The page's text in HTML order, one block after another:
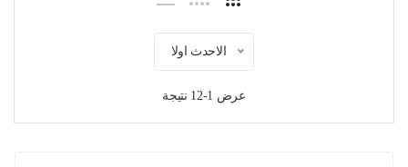
الاحدث اولا
عرض 1-12 نتيجة